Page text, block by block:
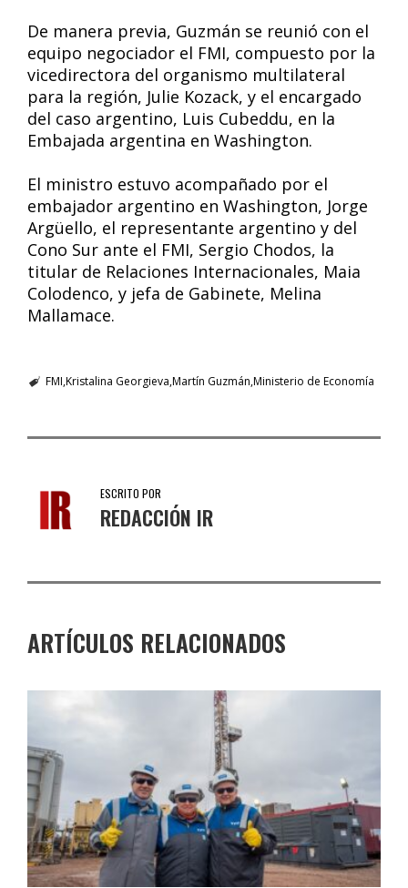
De manera previa, Guzmán se reunió con el
equipo negociador el FMI, compuesto por la
vicedirectora del organismo multilateral
para la región, Julie Kozack, y el encargado
del caso argentino, Luis Cubeddu, en la
Embajada argentina en Washington.
El ministro estuvo acompañado por el
embajador argentino en Washington, Jorge
Argüello, el representante argentino y del
Cono Sur ante el FMI, Sergio Chodos, la
titular de Relaciones Internacionales, Maia
Colodenco, y jefa de Gabinete, Melina
Mallamace.
FMI Kristalina Georgieva Martín Guzmán Ministerio de Economía
ESCRITO POR
REDACCIÓN IR
ARTÍCULOS RELACIONADOS